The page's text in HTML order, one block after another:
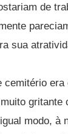
de
sua
modo,